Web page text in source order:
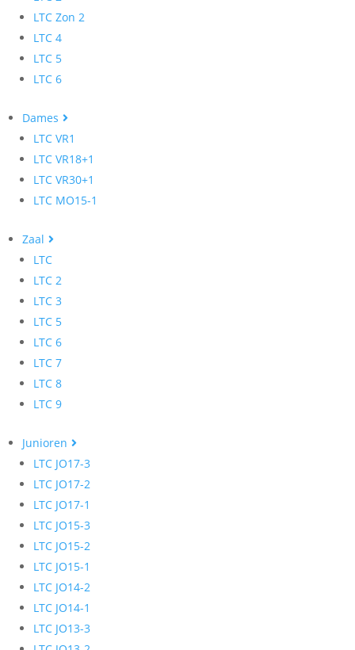
LTC Zon 2
LTC 4
LTC 5
LTC 6
Dames
LTC VR1
LTC VR18+1
LTC VR30+1
LTC MO15-1
Zaal
LTC
LTC 2
LTC 3
LTC 5
LTC 6
LTC 7
LTC 8
LTC 9
Junioren
LTC JO17-3
LTC JO17-2
LTC JO17-1
LTC JO15-3
LTC JO15-2
LTC JO15-1
LTC JO14-2
LTC JO14-1
LTC JO13-3